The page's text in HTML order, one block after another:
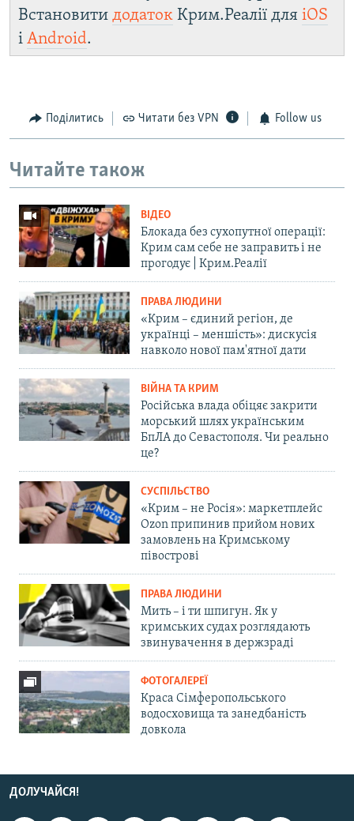
Встановити додаток Крим.Реалії для iOS
і Android.
Поділитись Читати без VPN Follow us
Читайте також
ВІДЕО
Блокада без сухопутної операції:
Крим сам себе не заправить і не
прогодує | Крим.Реалії
ПРАВА ЛЮДИНИ
«Крим – єдиний регіон, де
українці – меншість»: дискусія
навколо нової пам'ятної дати
ВІЙНА ТА КРИМ
Російська влада обіцяє закрити
морський шлях українським
БпЛА до Севастополя. Чи реально
це?
СУСПІЛЬСТВО
«Крим – не Росія»: маркетплейс
Ozon припинив прийом нових
замовлень на Кримському
півострові
ПРАВА ЛЮДИНИ
Мить – і ти шпигун. Як у
кримських судах розглядають
звинувачення в держзраді
ФОТОГАЛЕРЕЇ
Краса Сімферопольського
водосховища та занедбаність
довкола
ДОЛУЧАЙСЯ!